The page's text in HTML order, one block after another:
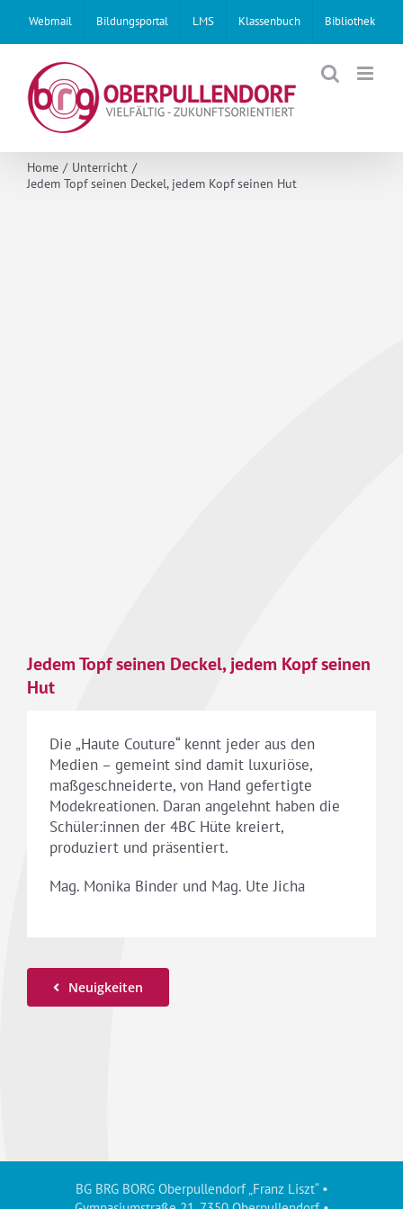
content
Webmail Bildungsportal LMS Klassenbuch Bibliothek
Home
Unterricht
Jedem Topf seinen Deckel, jedem Kopf seinen Hut
Jedem Topf seinen Deckel, jedem Kopf seinen
Hut
Die „Haute Couture“ kennt jeder aus den
Medien – gemeint sind damit luxuriöse,
maßgeschneiderte, von Hand gefertigte
Modekreationen. Daran angelehnt haben die
Schüler:innen der 4BC Hüte kreiert,
produziert und präsentiert.
Mag. Monika Binder und Mag. Ute Jicha
Neuigkeiten
BG BRG BORG Oberpullendorf „Franz Liszt“ •